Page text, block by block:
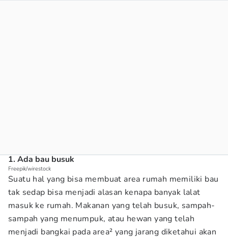
1. Ada bau busuk
Freepik/wirestock
Suatu hal yang bisa membuat area rumah memiliki bau
tak sedap bisa menjadi alasan kenapa banyak lalat
masuk ke rumah. Makanan yang telah busuk, sampah-
sampah yang menumpuk, atau hewan yang telah
menjadi bangkai pada area² yang jarang diketahui akan